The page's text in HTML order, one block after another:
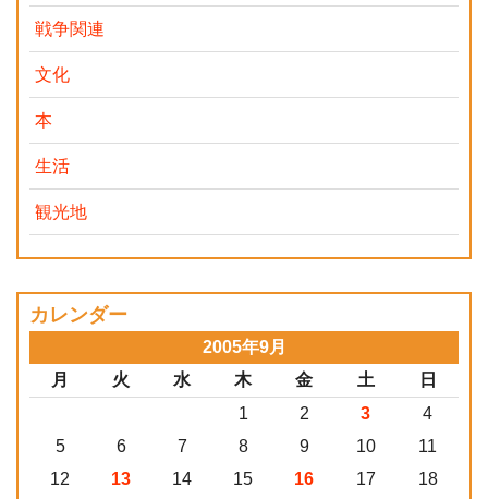
戦争関連
文化
本
生活
観光地
カレンダー
2005年9月
月
火 水 木 金 土 日
1 2 3
4
5
6 7 8 9 10
11
12
13 14 15 16 17
18